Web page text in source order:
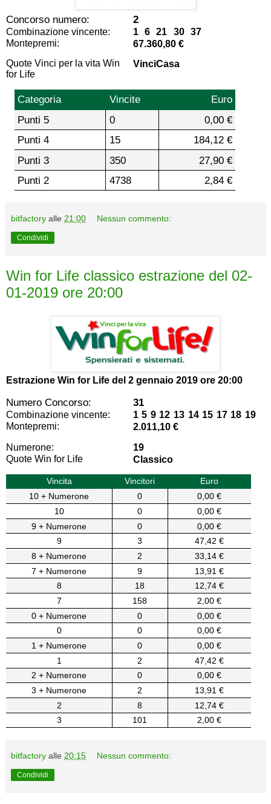
Concorso numero: 2
Combinazione vincente:
1 6 21 30 37
Montepremi:
67.360,80 €
Quote Vinci per la vita Win
for Life
VinciCasa
Categoria Vincite
Euro
Punti 5
0
0,00 €
Punti 4
15
184,12 €
Punti 3
350
27,90 €
Punti 2
4738 2,84 €
bitfactory alle 21:00 Nessun commento:
Condividi
Win for Life classico estrazione del 02-
01-2019 ore 20:00
Estrazione Win for Life del 2 gennaio 2019 ore 20:00
Numero Concorso: 31
Combinazione vincente:
1 5 9 12 13 14 15 17 18 19
Montepremi:
2.011,10 €
Numerone:
19
Quote Win for Life
Classico
Vincita Vincitori
Euro
10 + Numerone
0
0,00 €
10
0
0,00 €
9 + Numerone
0
0,00 €
9
3
47,42 €
8 + Numerone
2
33,14 €
7 + Numerone
9
13,91 €
8
18
12,74 €
7
158
2,00 €
0 + Numerone
0
0,00 €
0
0
0,00 €
1 + Numerone
0
0,00 €
1
2
47,42 €
2 + Numerone
0
0,00 €
3 + Numerone
2
13,91 €
2
8
12,74 €
3
101 2,00 €
bitfactory alle 20:15 Nessun commento:
Condividi